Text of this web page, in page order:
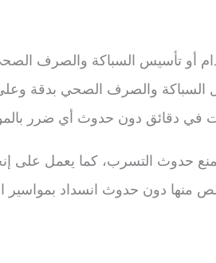
أو تأسيس السباكة والصرف
السباكة والصرف الصحي بدقة
في دقائق دون حدوث أي ضرر
حدوث التسرب، كما يعمل على
منها دون حدوث انسداد